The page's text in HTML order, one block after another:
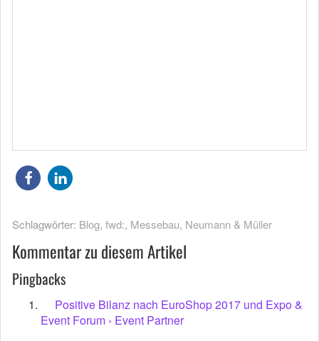
Schlagwörter: Blog, fwd:, Messebau, Neumann & Müller
Kommentar zu diesem Artikel
Pingbacks
Positive Bilanz nach EuroShop 2017 und Expo &
Event Forum › Event Partner